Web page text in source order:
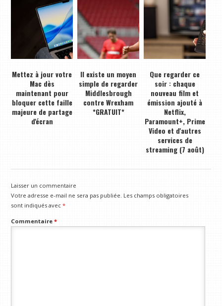
Mettez à jour votre
Mac dès
maintenant pour
bloquer cette faille
majeure de partage
d'écran
Il existe un moyen
simple de regarder
Middlesbrough
contre Wrexham
*GRATUIT*
Que regarder ce
soir : chaque
nouveau film et
émission ajouté à
Netflix,
Paramount+, Prime
Video et d'autres
services de
streaming (7 août)
Laisser un commentaire
Votre adresse e-mail ne sera pas publiée. Les champs obligatoires
sont indiqués avec*
Commentaire*